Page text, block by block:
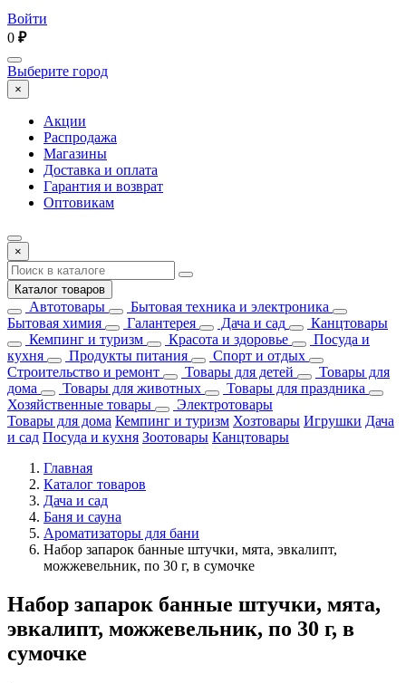
Войти
0 ₽
Выберите город
×
Акции
Распродажа
Магазины
Доставка и оплата
Гарантия и возврат
Оптовикам
×
Каталог товаров
Автотовары
Бытовая техника и электроника
Бытовая химия
Галантерея Дача и сад
Канцтовары
Кемпинг и туризм
Красота и здоровье
Посуда и
кухня
Продукты питания
Спорт и отдых
Строительство и ремонт
Товары для детей
Товары для
дома
Товары для животных
Товары для праздника
Хозяйственные товары
Электротовары
Товары для дома Кемпинг и туризм Хозтовары Игрушки Дача
и сад Посуда и кухня Зоотовары Канцтовары
Главная
Каталог товаров
Дача и сад
Баня и сауна
Ароматизаторы для бани
Набор запарок банные штучки, мята, эвкалипт,
можжевельник, по 30 г, в сумочке
Набор запарок банные штучки, мята,
эвкалипт, можжевельник, по 30 г, в
сумочке